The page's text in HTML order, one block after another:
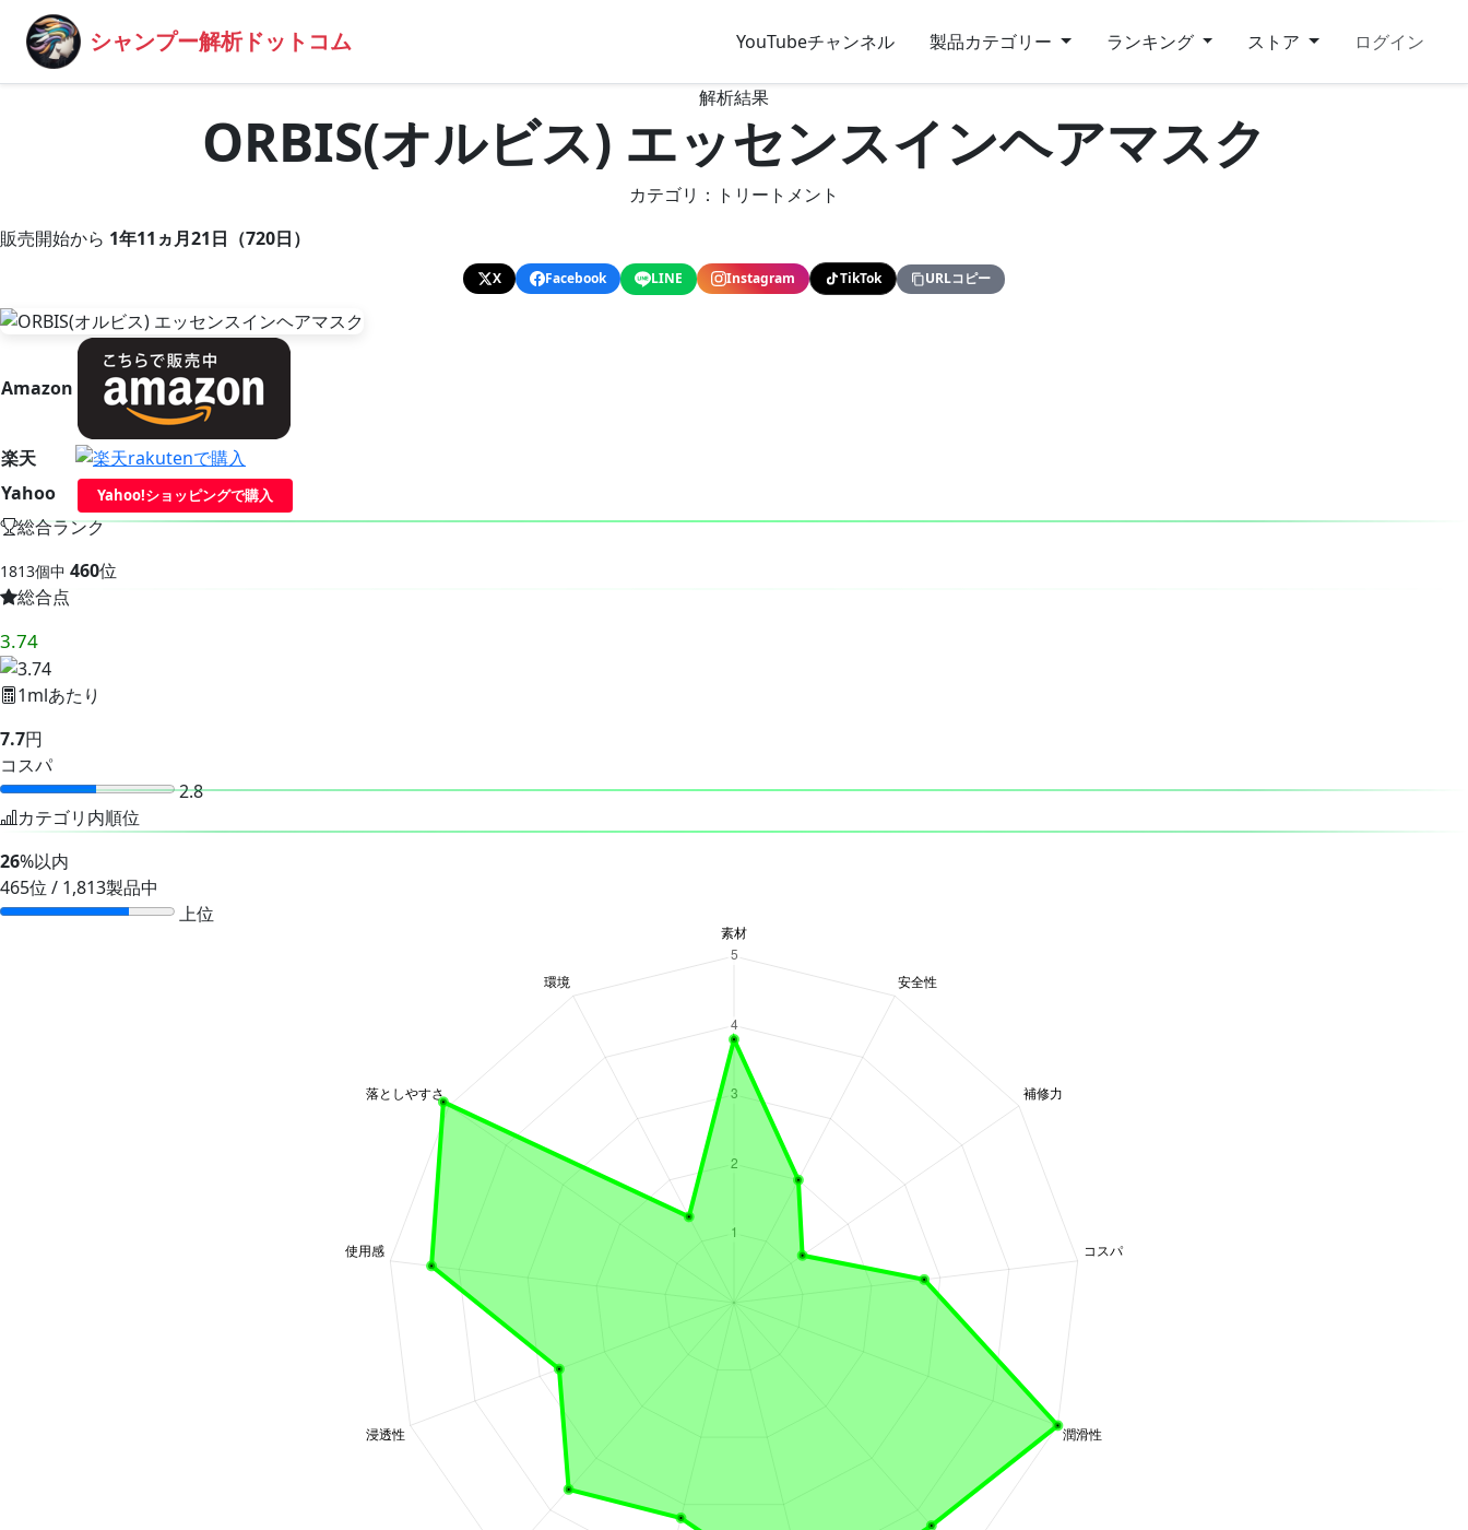
シャンプー解析ドットコム YouTubeチャンネル 製品カテゴリー ランキング ストア ログイン
解析結果
ORBIS(オルビス) エッセンスインヘアマスク
カテゴリ：トリートメント
販売開始から 1年11ヵ月21日（720日）
X Facebook LINE Instagram TikTok URLコピー
Amazon
楽天
Yahoo
Yahoo!ショッピングで購入
総合ランク
1813個中 460位
総合点
3.74
1mlあたり
7.7円
コスパ
2.8
カテゴリ内順位
26%以内
465位 / 1,813製品中
上位